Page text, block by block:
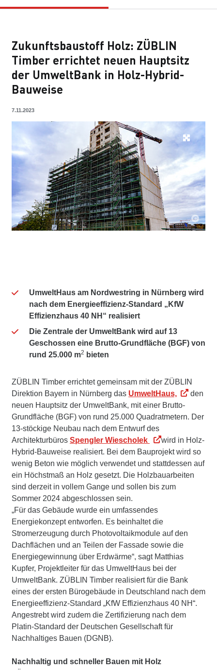
Zukunftsbaustoff Holz: ZÜBLIN
Timber errichtet neuen Hauptsitz
der UmweltBank in Holz-Hybrid-
Bauweise
7.11.2023
UmweltHaus am Nordwestring in Nürnberg wird
nach dem Energieeffizienz-Standard „ KfW
Effizienzhaus 40 NH “ realisiert
Die Zentrale der UmweltBank wird auf 13
Geschossen eine Brutto-Grundfläche (BGF) von
rund 25.000 m2 bieten
ZÜBLIN Timber errichtet gemeinsam mit der ZÜBLIN
Direktion Bayern in Nürnberg das UmweltHaus,
den
neuen Hauptsitz der UmweltBank, mit einer Brutto-
Grundfläche (BGF) von rund 25.000 Quadratmetern. Der
13-stöckige Neubau nach dem Entwurf des
Architekturbüros Spengler Wiescholek
wird in Holz-
Hybrid-Bauweise realisiert. Bei dem Bauprojekt wird so
wenig Beton wie möglich verwendet und stattdessen auf
ein Höchstmaß an Holz gesetzt. Die Holzbauarbeiten
sind derzeit in vollem Gange und sollen bis zum
Sommer 2024 abgeschlossen sein.
„Für das Gebäude wurde ein umfassendes
Energiekonzept entworfen. Es beinhaltet die
Stromerzeugung durch Photovoltaikmodule auf den
Dachflächen und an Teilen der Fassade sowie die
Energiegewinnung über Erdwärme“, sagt Matthias
Kupfer, Projektleiter für das UmweltHaus bei der
UmweltBank. ZÜBLIN Timber realisiert für die Bank
eines der ersten Bürogebäude in Deutschland nach dem
Energieeffizienz-Standard „KfW Effizienzhaus 40 NH“.
Angestrebt wird zudem die Zertifizierung nach dem
Platin-Standard der Deutschen Gesellschaft für
Nachhaltiges Bauen (DGNB).
Nachhaltig und schneller Bauen mit Holz